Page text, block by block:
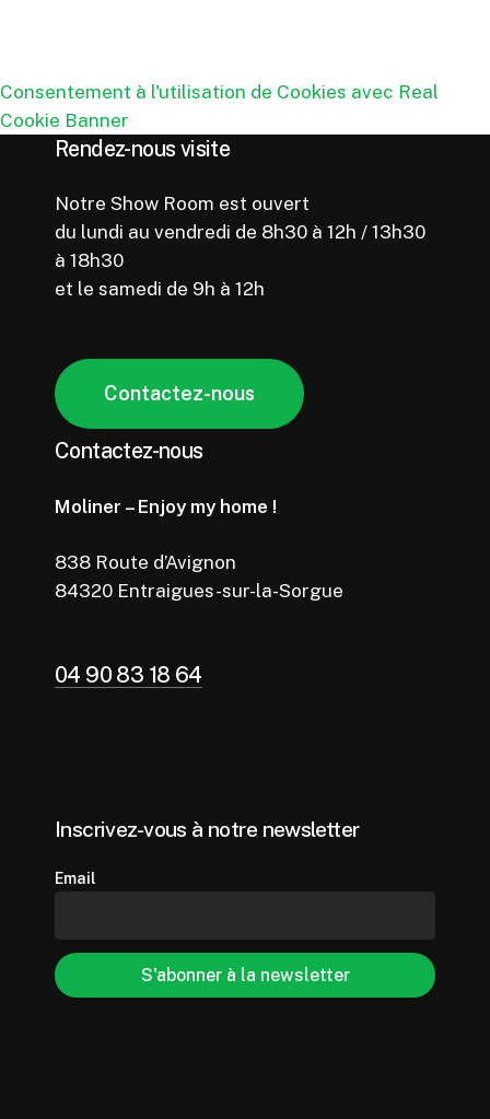
Consentement à l'utilisation de Cookies avec Real
Cookie Banner
Rendez-nous visite
Notre Show Room est ouvert
du lundi au vendredi de 8h30 à 12h / 13h30
à 18h30
et le samedi de 9h à 12h
Contactez-nous
Contactez-nous
Moliner – Enjoy my home !
838 Route d’Avignon
84320 Entraigues-sur-la-Sorgue
04 90 83 18 64
Inscrivez-vous à notre newsletter
Email